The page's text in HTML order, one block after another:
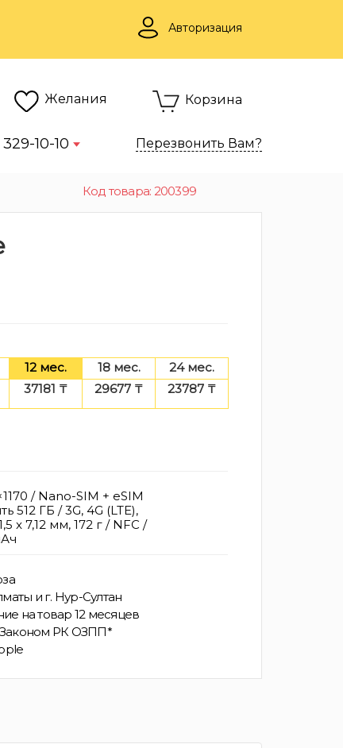
Авторизация
Желания Корзина
10-10 Перезвонить Вам?
Код товара: 200399
12 мес. 18 мес.
24 мес.
37181 ₸ 29677 ₸ 23787 ₸
/ Nano-SIM + eSIM
ГБ / 3G, 4G (LTE),
x 7,12 мм, 172 г / NFC /
и г. Нур-Султан
на товар 12 месяцев
Законом РК ОЗПП*